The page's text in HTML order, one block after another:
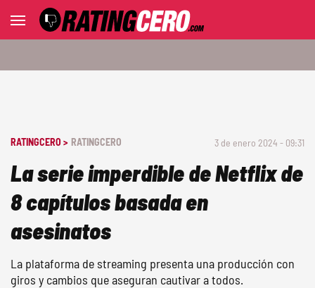
RATINGCERO > RATINGCERO 3 de enero 2024 - 09:31
La serie imperdible de Netflix de
8 capítulos basada en
asesinatos
La plataforma de streaming presenta una producción con
giros y cambios que aseguran cautivar a todos.